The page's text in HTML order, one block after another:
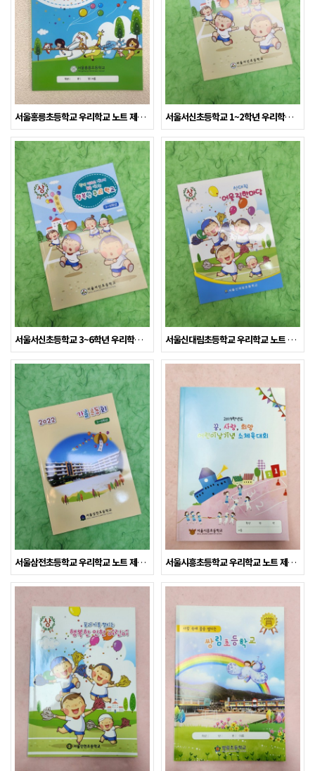
서울홍릉초등학교 우리학교 노트 제작사례 서울서신초등학교 1~2학년 우리학교 노트 제작사례
서울서신초등학교 3~6학년 우리학교 노트 제작사례 서울신대림초등학교 우리학교 노트 제작사례
서울삼전초등학교 우리학교 노트 제작사례 서울시흥초등학교 우리학교 노트 제작사례